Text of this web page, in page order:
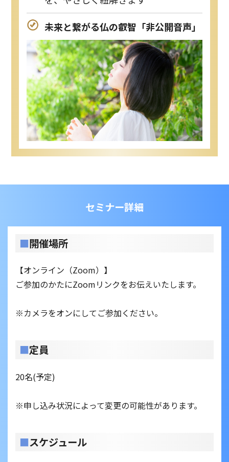
未来と繋がる仏の叡智「非公開音声」
セミナー詳細
■開催場所
【オンライン（Zoom）】
ご参加のかたにZoomリンクをお伝えいたします。
※カメラをオンにしてご参加ください。
■定員
20名(予定)
※申し込み状況によって変更の可能性があります。
■スケジュール